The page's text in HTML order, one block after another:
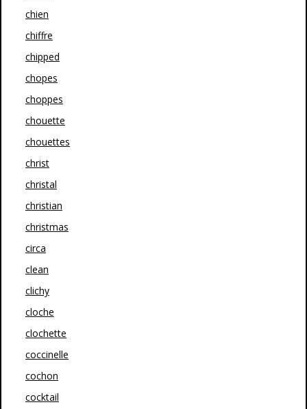
chien
chiffre
chipped
chopes
choppes
chouette
chouettes
christ
christal
christian
christmas
circa
clean
clichy
cloche
clochette
coccinelle
cochon
cocktail